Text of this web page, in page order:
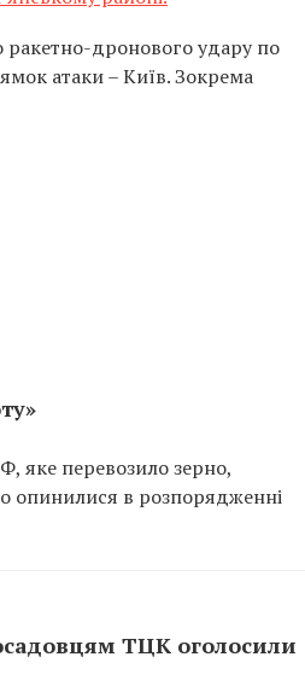
ракетно-дронового удару по
атаки – Київ. Зокрема
яке перевозило зерно,
опинилися в розпорядженні
ТЦК оголосили